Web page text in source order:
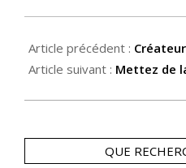
Article précédent :
Article suivant : Mettez de
QUE